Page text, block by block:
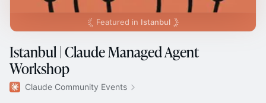
Featured in Istanbul
Istanbul | Claude Managed Agent
Workshop
Claude Community Events